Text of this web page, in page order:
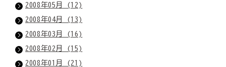
2008年05月 (12)
2008年04月 (13)
2008年03月 (16)
2008年02月 (15)
2008年01月 (21)